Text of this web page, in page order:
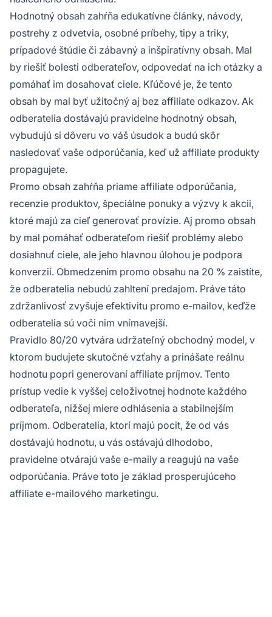
Hodnotný obsah zahŕňa edukatívne články, návody,
postrehy z odvetvia, osobné príbehy, tipy a triky,
prípadové štúdie či zábavný a inšpiratívny obsah. Mal
by riešiť bolesti odberateľov, odpovedať na ich otázky a
pomáhať im dosahovať ciele. Kľúčové je, že tento
obsah by mal byť užitočný aj bez affiliate odkazov. Ak
odberatelia dostávajú pravidelne hodnotný obsah,
vybudujú si dôveru vo váš úsudok a budú skôr
nasledovať vaše odporúčania, keď už affiliate produkty
propagujete.
Promo obsah zahŕňa priame affiliate odporúčania,
recenzie produktov, špeciálne ponuky a výzvy k akcii,
ktoré majú za cieľ generovať provízie. Aj promo obsah
by mal pomáhať odberateľom riešiť problémy alebo
dosiahnuť ciele, ale jeho hlavnou úlohou je podpora
konverzií. Obmedzením promo obsahu na 20 % zaistíte,
že odberatelia nebudú zahltení predajom. Práve táto
zdržanlivosť zvyšuje efektivitu promo e-mailov, keďže
odberatelia sú voči nim vnímavejší.
Pravidlo 80/20 vytvára udržateľný obchodný model, v
ktorom budujete skutočné vzťahy a prinášate reálnu
hodnotu popri generovaní affiliate príjmov. Tento
prístup vedie k vyššej celoživotnej hodnote každého
odberateľa, nižšej miere odhlásenia a stabilnejším
príjmom. Odberatelia, ktorí majú pocit, že od vás
dostávajú hodnotu, u vás ostávajú dlhodobo,
pravidelne otvárajú vaše e-maily a reagujú na vaše
odporúčania. Práve toto je základ prosperujúceho
affiliate e-mailového marketingu.